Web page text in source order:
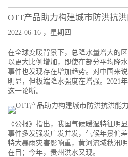
OTT产品助力构建城市防洪抗
2022-06-16 ，星期四
在全球变暖背景下，总降水量增大的
以更大比例增加，即使在部分平均降
事件也发现存在增加趋势。对中国来
明显，但极端降水强度在增强。2021
这一论断。
《公报》指出，我国气候暖湿特征明
事件多发强发广发并发，气候年景偏
特大暴雨灾害影响重，黄河流域秋汛
在目；今年，贵州洪水又现。